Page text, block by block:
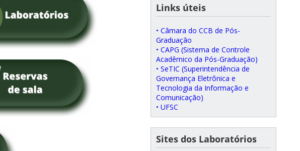
Links úteis
• Câmara do CCB de Pós-
Graduação
• CAPG (Sistema de Controle
Acadêmico da Pós-Graduação)
• SeTIC (Superintendência de
Governança Eletrônica e
Tecnologia da Informação e
Comunicação)
• UFSC
Sites dos Laboratórios